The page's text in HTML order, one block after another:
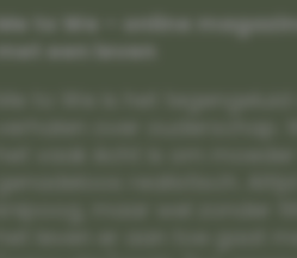
Me to We – online
met een leven